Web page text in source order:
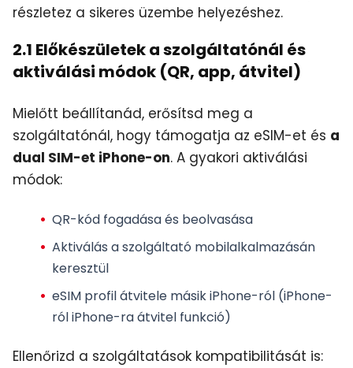
részletez a sikeres üzembe helyezéshez.
2.1 Előkészületek a szolgáltatónál és
aktiválási módok (QR, app, átvitel)
Mielőtt beállítanád, erősítsd meg a
szolgáltatónál, hogy támogatja az eSIM-et és a
dual SIM-et iPhone-on. A gyakori aktiválási
módok:
QR-kód fogadása és beolvasása
Aktiválás a szolgáltató mobilalkalmazásán
keresztül
eSIM profil átvitelemásik iPhone-ról (iPhone-
ról iPhone-ra átvitel funkció)
Ellenőrizd a szolgáltatások kompatibilitását is: